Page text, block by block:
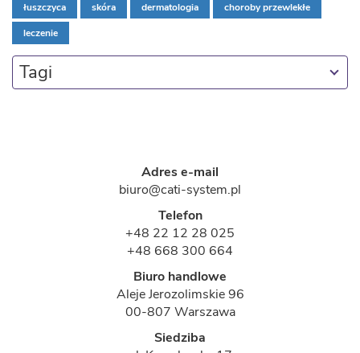
łuszczyca skóra dermatologia
choroby przewlekłe
leczenie
Tagi
Adres e-mail
biuro@cati-system.pl
Telefon
+48 22 12 28 025
+48 668 300 664
Biuro handlowe
Aleje Jerozolimskie 96
00-807 Warszawa
Siedziba